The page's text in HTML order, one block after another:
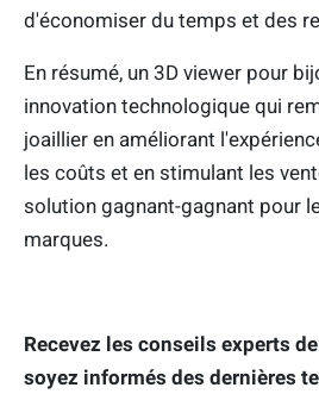
d'économiser du temps et des
En résumé, un 3D viewer pour
innovation technologique qui
joaillier en améliorant
les coûts et en stimulant les
solution gagnant-gagnant pour
marques.
Recevez les conseils experts
soyez informés des dernières